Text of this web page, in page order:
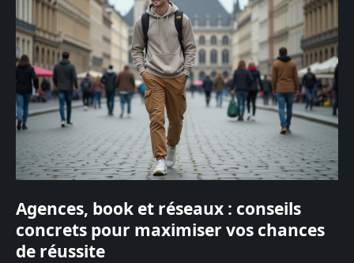
Agences, book et réseaux : conseils
concrets pour maximiser vos chances
de réussite